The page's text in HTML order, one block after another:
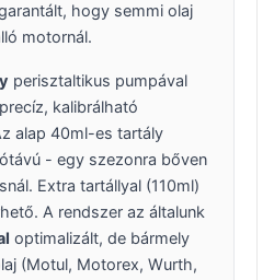
hogy semmi olaj
motornál.
perisztaltikus pumpával
kalibrálható
alap 40ml-es tartály
- egy szezonra bőven
Extra tartállyal (110ml)
A rendszer az általunk
optimalizált, de bármely
(Motul, Motorex, Wurth,